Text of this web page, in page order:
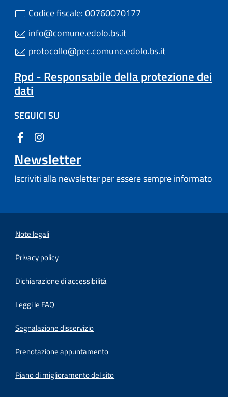
Codice fiscale: 00760070177
info@comune.edolo.bs.it
protocollo@pec.comune.edolo.bs.it
Rpd - Responsabile della protezione dei
dati
SEGUICI SU
Newsletter
Iscriviti alla newsletter per essere sempre informato
Note legali
Privacy policy
Dichiarazione di accessibilità
Leggi le FAQ
Segnalazione disservizio
Prenotazione appuntamento
Piano di miglioramento del sito